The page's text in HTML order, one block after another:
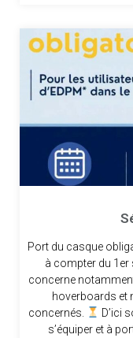
Port du casque
à compter du 1er
concerne
hoverboards et
concernés.
D’ici
s’équiper et à